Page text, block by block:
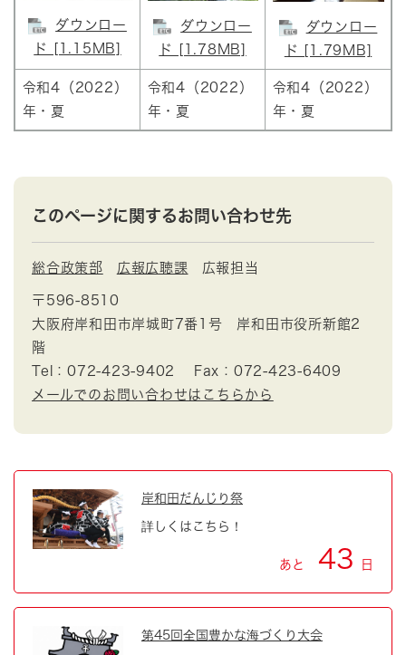
ダウンロー
ド [1.15MB]
ダウンロー
ド [1.78MB]
ダウンロー
ド [1.79MB]
令和4（2022）
年・夏
令和4（2022）
年・夏
令和4（2022）
年・夏
このページに関するお問い合わせ先
総合政策部 広報広聴課 広報担当
〒596-8510
大阪府岸和田市岸城町7番1号 岸和田市役所新館2
階
Tel：072-423-9402
Fax：072-423-6409
メールでのお問い合わせはこちらから
岸和田だんじり祭
詳しくはこちら！
あと 43 日
第45回全国豊かな海づくり大会